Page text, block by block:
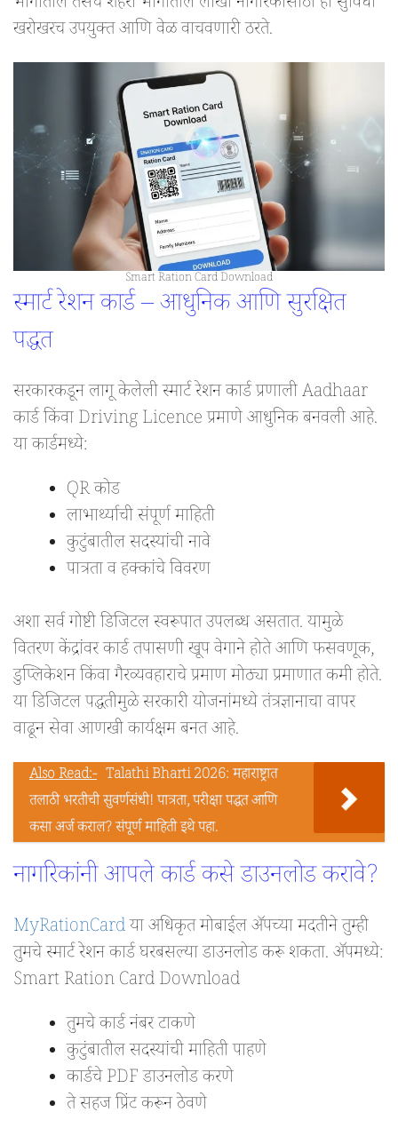
खरोखरच उपयुक्त आणि वेळ वाचवणारी ठरते.
Smart Ration Card Download
स्मार्ट रेशन कार्ड – आधुनिक आणि सुरक्षित
पद्धत
सरकारकडून लागू केलेली स्मार्ट रेशन कार्ड प्रणाली Aadhaar
कार्ड किंवा Driving Licence प्रमाणे आधुनिक बनवली आहे.
या कार्डमध्ये:
QR कोड
लाभार्थ्याची संपूर्ण माहिती
कुटुंबातील सदस्यांची नावे
पात्रता व हक्कांचे विवरण
अशा सर्व गोष्टी डिजिटल स्वरूपात उपलब्ध असतात. यामुळे
वितरण केंद्रांवर कार्ड तपासणी खूप वेगाने होते आणि फसवणूक,
डुप्लिकेशन किंवा गैरव्यवहाराचे प्रमाण मोठ्या प्रमाणात कमी होते.
या डिजिटल पद्धतीमुळे सरकारी योजनांमध्ये तंत्रज्ञानाचा वापर
वाढून सेवा आणखी कार्यक्षम बनत आहे.
Also Read:- Talathi Bharti 2026: महाराष्ट्रात
तलाठी भरतीची सुवर्णसंधी! पात्रता, परीक्षा पद्धत आणि
कसा अर्ज कराल? संपूर्ण माहिती इथे पहा.
नागरिकांनी आपले कार्ड कसे डाउनलोड करावे?
MyRationCardया अधिकृत मोबाईल ॲपच्या मदतीने तुम्ही
तुमचे स्मार्ट रेशन कार्ड घरबसल्या डाउनलोड करू शकता. ॲपमध्ये:
Smart Ration Card Download
तुमचे कार्ड नंबर टाकणे
कुटुंबातील सदस्यांची माहिती पाहणे
कार्डचे PDF डाउनलोड करणे
ते सहज प्रिंट करून ठेवणे